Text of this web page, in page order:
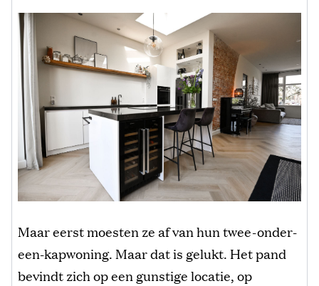
Maar eerst moesten ze af van hun twee-onder-
een-kapwoning. Maar dat is gelukt. Het pand
bevindt zich op een gunstige locatie, op